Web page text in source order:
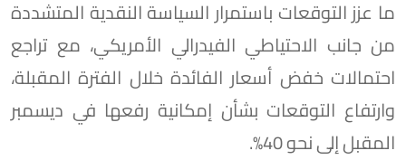
ما عزز التوقعات باستمرار السياسة النقدية المتشددة
من جانب الاحتياطي الفيدرالي الأمريكي، مع تراجع
احتمالات خفض أسعار الفائدة خلال الفترة المقبلة،
وارتفاع التوقعات بشأن إمكانية رفعها في ديسمبر
المقبل إلى نحو 40%.